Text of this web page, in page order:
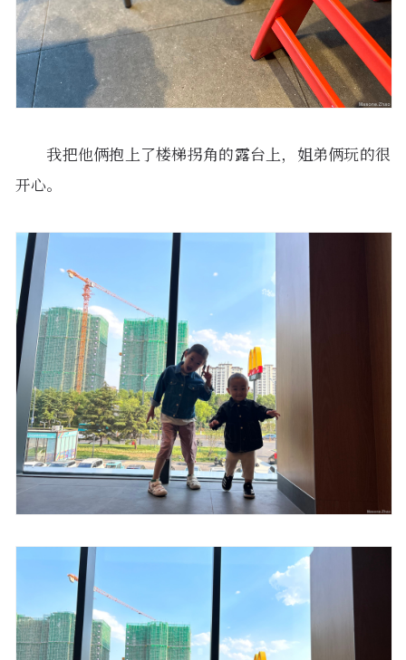
我把他俩抱上了楼梯拐角的露台上，姐弟俩玩的很
开心。